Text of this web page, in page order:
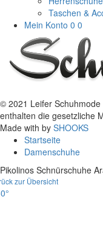
Taschen &
Mein Konto 0 0
© 2021 Leifer
enthalten die gesetzliche
Made with by SHOOKS
Startseite
Damenschuhe
Pikolinos Schnürschuhe
zur Übersicht